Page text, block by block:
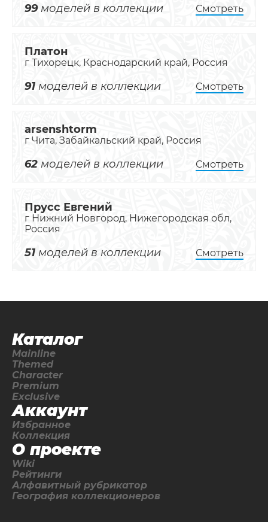
99моделей в коллекции Смотреть
Платон
г Тихорецк, Краснодарский край, Россия
91 моделей в коллекции Смотреть
arsenshtorm
г Чита, Забайкальский край, Россия
62 моделей в коллекции Смотреть
Прусс Евгений
г Нижний Новгород, Нижегородская обл,
Россия
51 моделей в коллекции Смотреть
Каталог
Mainline
Themed
Character
Premium
Exclusive
Аккаунт
Избранное
Коллекция
О проекте
Wiki
Рейтинги
Алфавитный рубрикатор
География коллекционеров